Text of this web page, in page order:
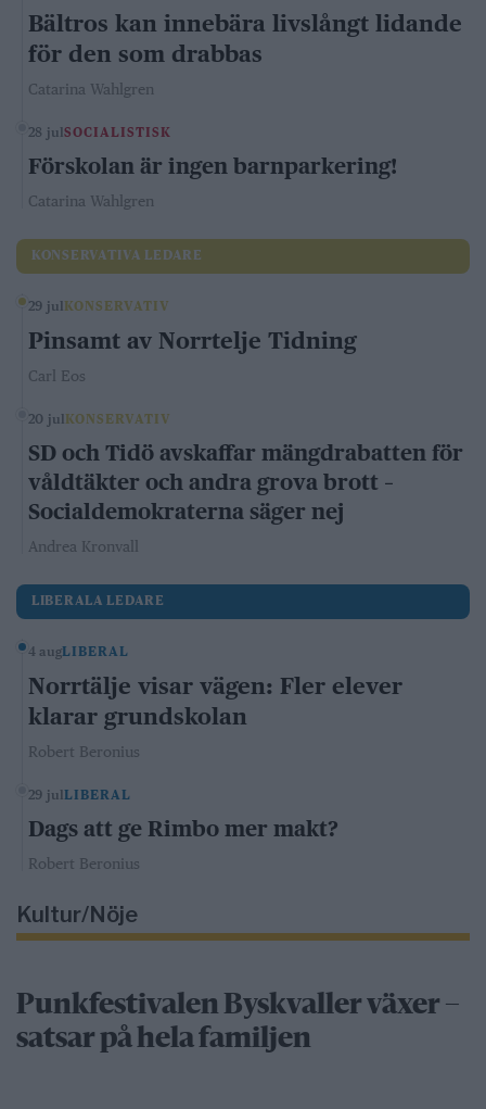
Bältros kan innebära livslångt lidande
för den som drabbas
Catarina Wahlgren
28 julSOCIALISTISK
Förskolan är ingen barnparkering!
Catarina Wahlgren
KONSERVATIVA LEDARE
29 julKONSERVATIV
Pinsamt av Norrtelje Tidning
Carl Eos
20 julKONSERVATIV
SD och Tidö avskaffar mängdrabatten för
våldtäkter och andra grova brott –
Socialdemokraterna säger nej
Andrea Kronvall
LIBERALA LEDARE
4 augLIBERAL
Norrtälje visar vägen: Fler elever
klarar grundskolan
Robert Beronius
29 julLIBERAL
Dags att ge Rimbo mer makt?
Robert Beronius
Kultur/Nöje
Punkfestivalen Byskvaller växer –
satsar på hela familjen